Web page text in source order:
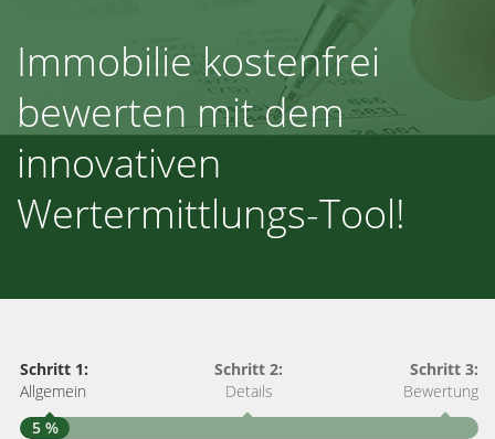
Immobilie kostenfrei
bewerten mit dem
innovativen
Wertermittlungs-Tool!
Schritt 1:
Allgemein
Schritt 2:
Details
Schritt 3:
Bewertung
5 %